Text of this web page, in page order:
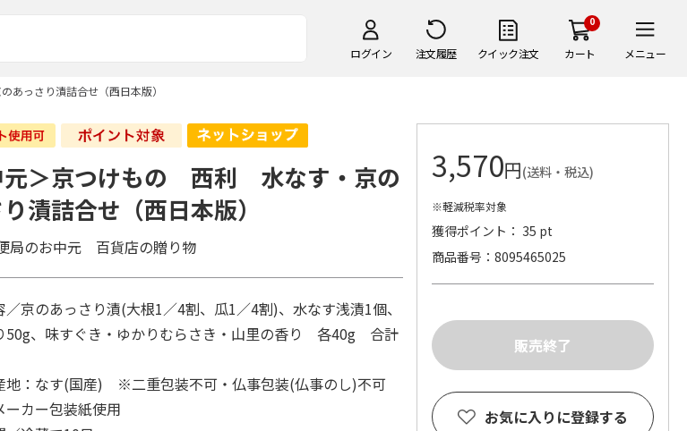
ログイン 注文履歴 クイック注文
0
カート メニュー
っさり漬詰合せ（西日本版）
元＞京つけもの 西利 水なす・京の
漬詰合せ（西日本版）
局のお中元 百貨店の贈り物
京のあっさり漬(大根1／4割、瓜1／4割)、水なす浅漬1個、
50g、味すぐき・ゆかりむらさき・山里の香り 各40g 合計
：なす(国産) ※二重包装不可・仏事包装(仏事のし)不可
カー包装紙使用
3,570円(送料・税込)
※軽減税率対象
獲得ポイント： 35 pt
商品番号
8095465025
お気に入りに登録する